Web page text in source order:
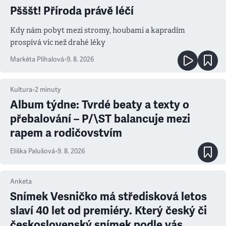
Pšššt! Příroda právě léčí
Kdy nám pobyt mezi stromy, houbami a kapradím
prospívá víc než drahé léky
Markéta Plíhalová•9. 8. 2026
Kultura•2 minuty
Album týdne: Tvrdé beaty a texty o
přebalování – P/\ST balancuje mezi
rapem a rodičovstvím
Eliška Palušová•9. 8. 2026
Anketa
Snímek Vesničko má středisková letos
slaví 40 let od premiéry. Který český či